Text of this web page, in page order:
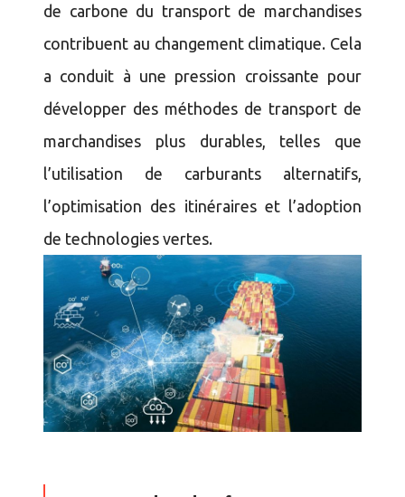
de carbone du transport de marchandises
contribuent au changement climatique. Cela
a conduit à une pression croissante pour
développer des méthodes de transport de
marchandises plus durables, telles que
l’utilisation de carburants alternatifs,
l’optimisation des itinéraires et l’adoption
de technologies vertes.